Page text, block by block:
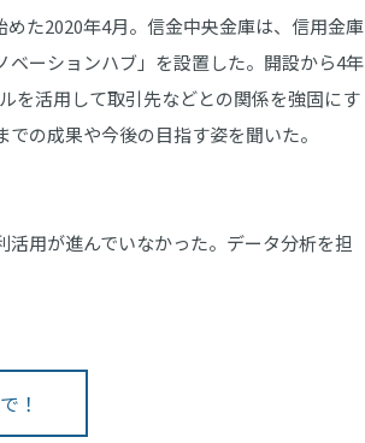
た2020年4月。信金中央金庫は、信用金庫
ーションハブ」を設置した。開設から4年
を活用して取引先などとの関係を強固にす
の成果や今後の目指す姿を聞いた。
用が進んでいなかった。データ分析を担
！